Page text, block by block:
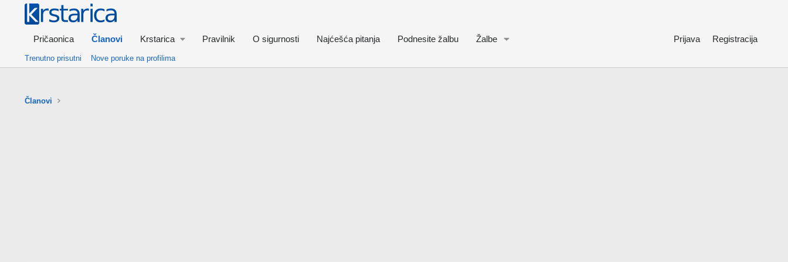
Pričaonica Članovi Krstarica Pravilnik O sigurnosti Najćešća pitanja Podnesite žalbu Žalbe Prijava Registracija
Trenutno prisutni Nove poruke na profilima
Članovi